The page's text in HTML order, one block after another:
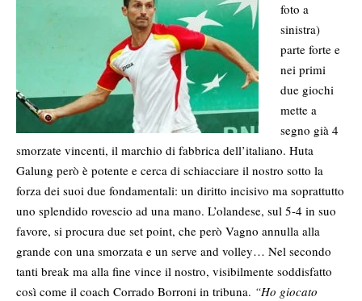
foto a
sinistra)
parte forte e
nei primi
due giochi
mette a
segno già 4
smorzate vincenti, il marchio di fabbrica dell’italiano. Huta
Galung però è potente e cerca di schiacciare il nostro sotto la
forza dei suoi due fondamentali: un diritto incisivo ma soprattutto
uno splendido rovescio ad una mano. L’olandese, sul 5-4 in suo
favore, si procura due set point, che però Vagno annulla alla
grande con una smorzata e un serve and volley… Nel secondo
tanti break ma alla fine vince il nostro, visibilmente soddisfatto
così come il coach Corrado Borroni in tribuna. “Ho giocato